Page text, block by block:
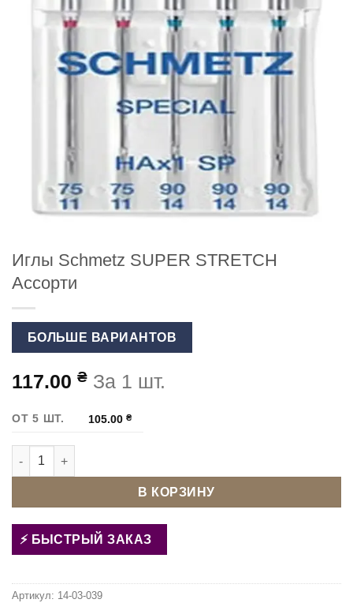
Иглы Schmetz SUPER STRETCH
Ассорти
БОЛЬШЕ ВАРИАНТОВ
117.00 ₴ За 1 шт.
ОТ 5 ШТ. 105.00₴
Количество товара Иглы Schmetz SUPER STRETCH Ассорти
В КОРЗИНУ
БЫСТРЫЙ ЗАКАЗ
Артикул: 14-03-039